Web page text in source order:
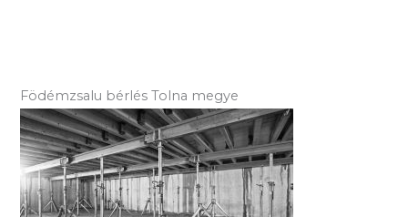
Födémzsalu bérlés Tolna megye